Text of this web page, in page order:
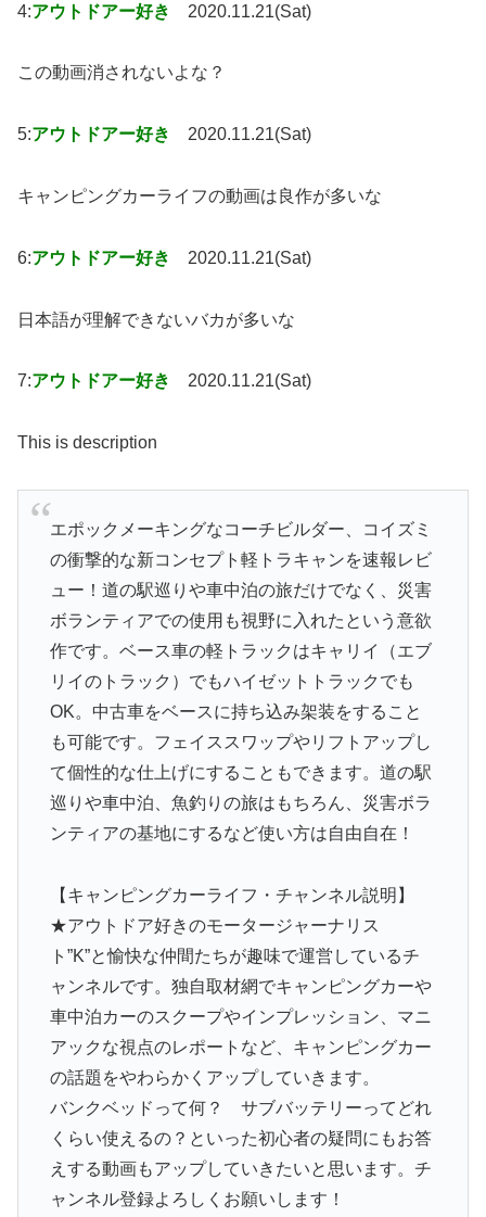
4:アウトドアー好き 2020.11.21(Sat)
この動画消されないよな？
5:アウトドアー好き 2020.11.21(Sat)
キャンピングカーライフの動画は良作が多いな
6:アウトドアー好き 2020.11.21(Sat)
日本語が理解できないバカが多いな
7:アウトドアー好き 2020.11.21(Sat)
This is description
エポックメーキングなコーチビルダー、コイズミ
の衝撃的な新コンセプト軽トラキャンを速報レビ
ュー！道の駅巡りや車中泊の旅だけでなく、災害
ボランティアでの使用も視野に入れたという意欲
作です。ベース車の軽トラックはキャリイ（エブ
リイのトラック）でもハイゼットトラックでも
OK。中古車をベースに持ち込み架装をすること
も可能です。フェイススワップやリフトアップし
て個性的な仕上げにすることもできます。道の駅
巡りや車中泊、魚釣りの旅はもちろん、災害ボラ
ンティアの基地にするなど使い方は自由自在！
【キャンピングカーライフ・チャンネル説明】
★アウトドア好きのモータージャーナリス
ト”K”と愉快な仲間たちが趣味で運営しているチ
ャンネルです。独自取材網でキャンピングカーや
車中泊カーのスクープやインプレッション、マニ
アックな視点のレポートなど、キャンピングカー
の話題をやわらかくアップしていきます。
バンクベッドって何？ サブバッテリーってどれ
くらい使えるの？といった初心者の疑問にもお答
えする動画もアップしていきたいと思います。チ
ャンネル登録よろしくお願いします！